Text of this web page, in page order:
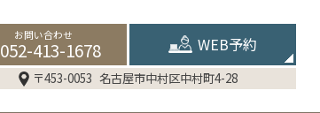
お問い合わせ
052-413-1678
〒453-0053 名古屋市中村区中村町4-28
WEB予約